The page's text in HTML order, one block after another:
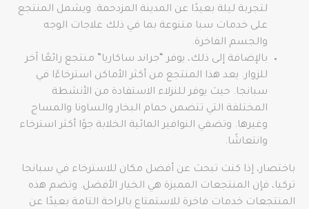
لتجربة ليلة بعيدًا عن المدينة المزدحمة. ويشمل المنتجع
على خدمات سبا متنوعة بما في ذلك علاجات الوجه
والجسم الفاخرة.
بالإضافة إلى ذلك، يوفر “جراند ساكاريا” منتجع رائعًا آخر
للزوار. يعد هذا المنتجع من أكثر الأماكن استرخاءًا في
سبانجا. حيث يوفر للنزلاء الاستفادة من الأنشطة
المختلفة التي تتضمن حمام البخار والساونا والمساج
وغيرها. وتضفي النوافير المائية الخلابة جوًا أكثر استرخاء
وانتعاشًا.
باختصار، إذا كنت تبحث عن أفضل مكان للاسترخاء في سبانجا
تركيا، فإن المنتجعات المميزة هي الخيار الأفضل. وتضم هذه
المنتجعات خدمات فاخرة للاستمتاع بالراحة التامة بعيدًا عن